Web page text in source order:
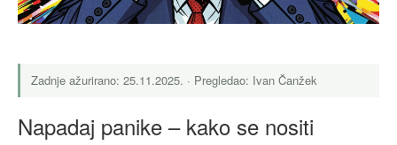
Zadnje ažurirano: 25.11.2025. · Pregledao: Ivan Čanžek
Napadaj panike – kako se nositi